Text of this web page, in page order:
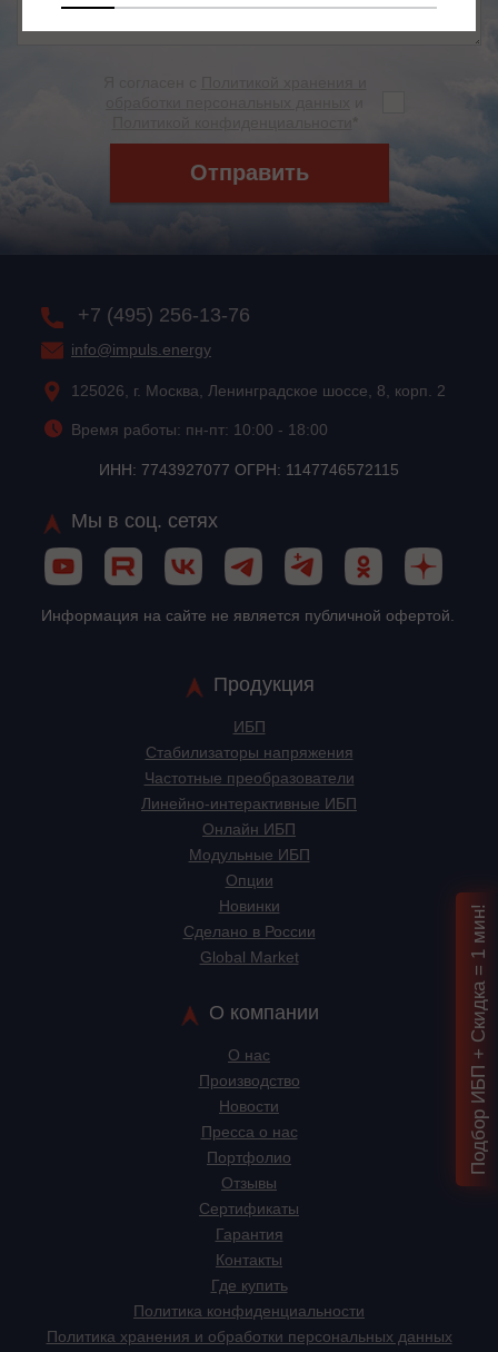
Отправить
+7 (495) 256-13-76
info@impuls.energy
125026, г. Москва, Ленинградское шоссе, 8, корп. 2
Время работы: пн-пт: 10:00 - 18:00
ИНН: 7743927077 ОГРН: 1147746572115
Мы в соц. сетях
Информация на сайте не является публичной офертой.
Продукция
ИБП
Стабилизаторы напряжения
Частотные преобразователи
Линейно-интерактивные ИБП
Онлайн ИБП
Модульные ИБП
Опции
Новинки
Сделано в России
Global Market
О компании
О нас
Производство
Новости
Пресса о нас
Портфолио
Отзывы
Сертификаты
Гарантия
Контакты
Где купить
Политика конфиденциальности
Политика хранения и обработки персональных данных
Подбор ИБП + Скидка = 1 мин!